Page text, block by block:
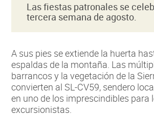
Las fiestas patronales se
tercera semana de agosto.
A sus pies se extiende la huerta
espaldas de la montaña. Las
barrancos y la vegetación de la
convierten al SL-CV59, sendero
en uno de los imprescindibles para
excursionistas.